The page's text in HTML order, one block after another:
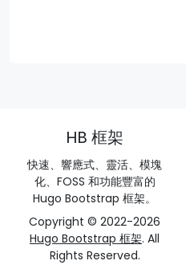
HB 框架
快速、響應式、靈活、模塊
化、FOSS 和功能豐富的
Hugo Bootstrap 框架。
Copyright © 2022-2026
Hugo Bootstrap 框架. All
Rights Reserved.